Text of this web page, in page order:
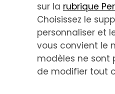
sur la rubrique
Choisissez le
personnaliser et
vous convient le
modèles ne sont
de modifier tout